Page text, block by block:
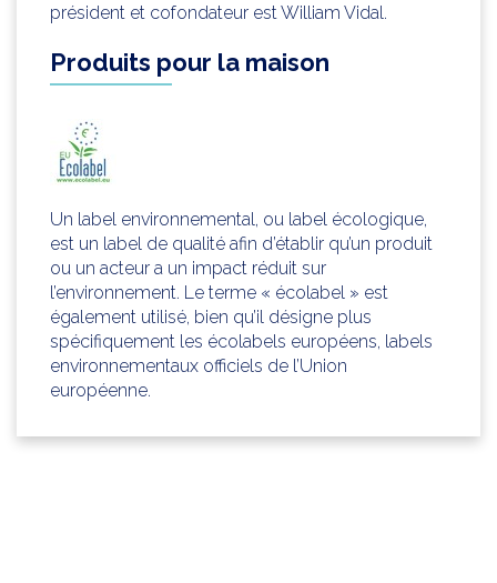
président et cofondateur est William Vidal.
Produits pour la maison
Un label environnemental, ou label écologique,
est un label de qualité afin d’établir qu’un produit
ou un acteur a un impact réduit sur
l’environnement. Le terme « écolabel » est
également utilisé, bien qu’il désigne plus
spécifiquement les écolabels européens, labels
environnementaux officiels de l’Union
européenne.